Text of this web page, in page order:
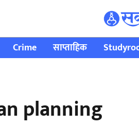
Crime साप्ताहिक
planning